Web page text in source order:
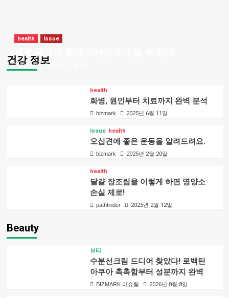
건강 정보
health Issue
bizmark
health
화병, 원인부터 치료까지 완벽 분석
bizmark 2025년 6월 11일
Issue health
오십견에 좋은 운동을 알려드려요.
bizmark 2025년 2월 20일
health
달걀 장조림을 이렇게 하면 영양소
손실 제로!
pathfinder 2025년 2월 12일
Beauty
뷰티
수분선크림 드디어 찾았다! 로벡틴
아쿠아 촉촉함부터 성분까지 완벽
BIZMARK 이슈팀 2026년 8월 8일